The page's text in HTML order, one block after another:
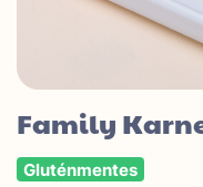
Family
Gluténmentes